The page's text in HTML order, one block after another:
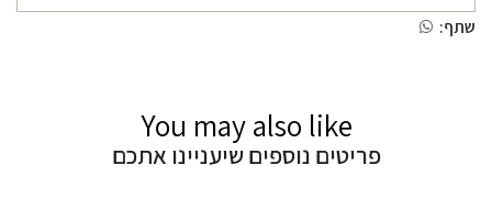
שתף:
You may also like
פריטים נוספים שיעניינו אתכם